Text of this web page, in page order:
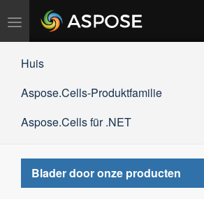
Navigation
umschalten
Huis
Aspose.Cells-Produktfamilie
Aspose.Cells für .NET
Blader door onze producten